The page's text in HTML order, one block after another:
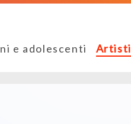
e adolescenti Artisti